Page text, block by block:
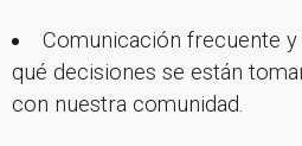
Comunicación frecuente
qué decisiones se están
con nuestra comunidad.